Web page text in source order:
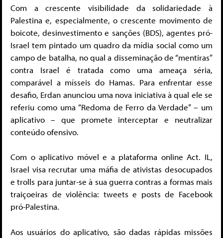
Com a crescente visibilidade da solidariedade à
Palestina e, especialmente, o crescente movimento de
boicote, desinvestimento e sanções (BDS), agentes pró-
Israel tem pintado um quadro da mídia social como um
campo de batalha, no qual a disseminação de “mentiras”
contra Israel é tratada como uma ameaça séria,
comparável a mísseis do Hamas. Para enfrentar esse
desafio, Erdan anunciou uma nova iniciativa à qual ele se
referiu como uma “Redoma de Ferro da Verdade” – um
aplicativo – que promete interceptar e neutralizar
conteúdo ofensivo.
Com o aplicativo móvel e a plataforma online Act. IL,
Israel visa recrutar uma máfia de ativistas desocupados
e trolls para juntar-se à sua guerra contras a formas mais
traiçoeiras de violência: tweets e posts de Facebook
pró-Palestina.
Aos usuários do aplicativo, são dadas rápidas missões